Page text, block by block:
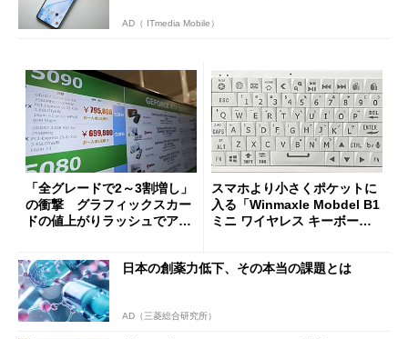
AD（ ITmedia Mobile）
「全グレードで2～3割増し」
の衝撃 グラフィックスカー
ドの値上がりラッシュでアキ
スマホより小さくポケットに
入る「Winmaxle Mobdel B1
ミニ ワイヤレス キーボー
日本の創薬力低下、その本当の課題とは
AD（三菱総合研究所）